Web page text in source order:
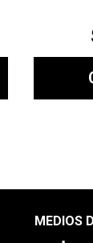
MEDIOS